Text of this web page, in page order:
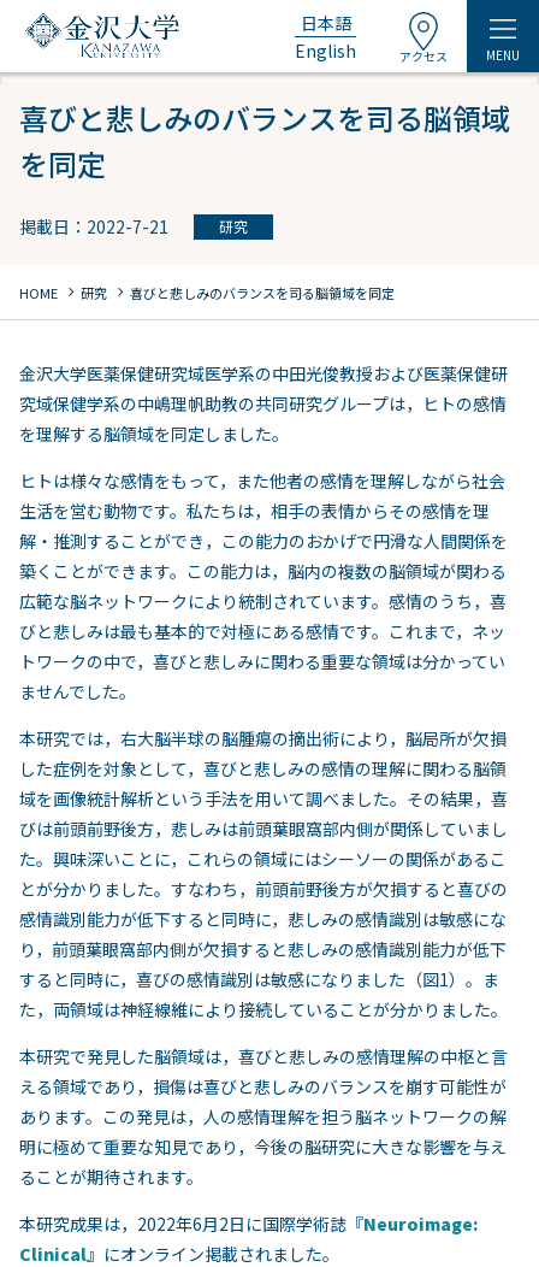
日本語
English
アクセス MENU
喜びと悲しみのバランスを司る脳領域
を同定
掲載日：2022-7-21 研究
HOME chevron_right 研究 chevron_right 喜びと悲しみのバランスを司る脳領域を同定
金沢大学医薬保健研究域医学系の中田光俊教授および医薬保健研
究域保健学系の中嶋理帆助教の共同研究グループは，ヒトの感情
を理解する脳領域を同定しました。
ヒトは様々な感情をもって，また他者の感情を理解しながら社会
生活を営む動物です。私たちは，相手の表情からその感情を理
解・推測することができ，この能力のおかげで円滑な人間関係を
築くことができます。この能力は，脳内の複数の脳領域が関わる
広範な脳ネットワークにより統制されています。感情のうち，喜
びと悲しみは最も基本的で対極にある感情です。これまで，ネッ
トワークの中で，喜びと悲しみに関わる重要な領域は分かってい
ませんでした。
本研究では，右大脳半球の脳腫瘍の摘出術により，脳局所が欠損
した症例を対象として，喜びと悲しみの感情の理解に関わる脳領
域を画像統計解析という手法を用いて調べました。その結果，喜
びは前頭前野後方，悲しみは前頭葉眼窩部内側が関係していまし
た。興味深いことに，これらの領域にはシーソーの関係があるこ
とが分かりました。すなわち，前頭前野後方が欠損すると喜びの
感情識別能力が低下すると同時に，悲しみの感情識別は敏感にな
り，前頭葉眼窩部内側が欠損すると悲しみの感情識別能力が低下
すると同時に，喜びの感情識別は敏感になりました（図1）。ま
た，両領域は神経線維により接続していることが分かりました。
本研究で発見した脳領域は，喜びと悲しみの感情理解の中枢と言
える領域であり，損傷は喜びと悲しみのバランスを崩す可能性が
あります。この発見は，人の感情理解を担う脳ネットワークの解
明に極めて重要な知見であり，今後の脳研究に大きな影響を与え
ることが期待されます。
本研究成果は，2022年6月2日に国際学術誌『Neuroimage:
Clinical』にオンライン掲載されました。